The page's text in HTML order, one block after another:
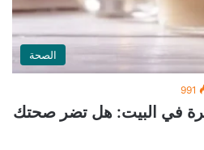
الصحة
991
في البيت: هل تضر صحتك